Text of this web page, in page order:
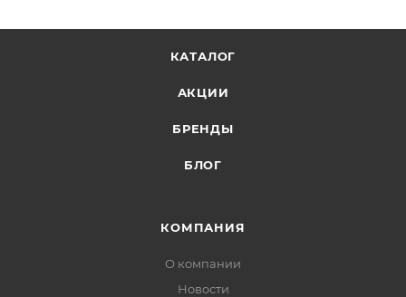
КАТАЛОГ
АКЦИИ
БРЕНДЫ
БЛОГ
КОМПАНИЯ
О компании
Новости